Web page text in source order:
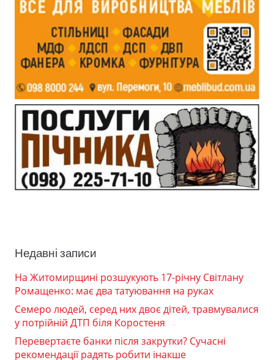
Недавні записи
На Житомирщині розшукують 17-річну Світлану
Ромащенко: має два татуювання на руках
Семеро людей, серед них двоє дітей, травмувалися
у потрійній ДТП біля Коростеня
Перевертаєте банки після закрутки? Сучасні
рекомендації радять робити інакше